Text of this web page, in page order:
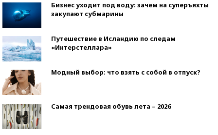
Бизнес уходит под воду: зачем на суперъяхты
закупают субмарины
Путешествие в Исландию по следам
«Интерстеллара»
Модный выбор: что взять с собой в отпуск?
Самая трендовая обувь лета – 2026